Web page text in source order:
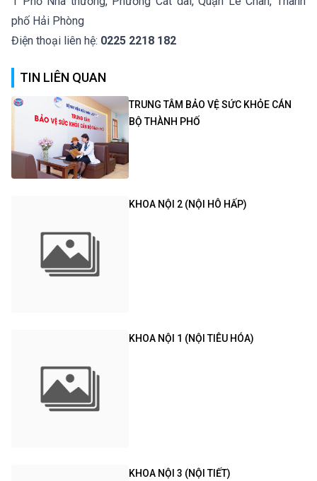
phố Hải Phòng
Điện thoại liên hệ: 0225 2218 182
TIN LIÊN QUAN
TRUNG TÂM BẢO VỆ SỨC KHỎE CÁN
BỘ THÀNH PHỐ
KHOA NỘI 2 (NỘI HÔ HẤP)
KHOA NỘI 1 (NỘI TIÊU HÓA)
KHOA NỘI 3 (NỘI TIẾT)